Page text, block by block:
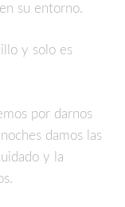
su entorno.
y solo es
por darnos
damos las
y la